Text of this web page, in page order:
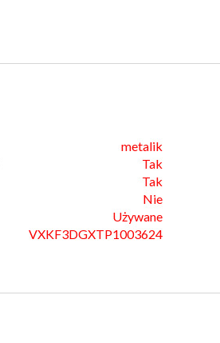
metalik
Tak
Tak
Nie
Używane
VXKF3DGXTP1003624